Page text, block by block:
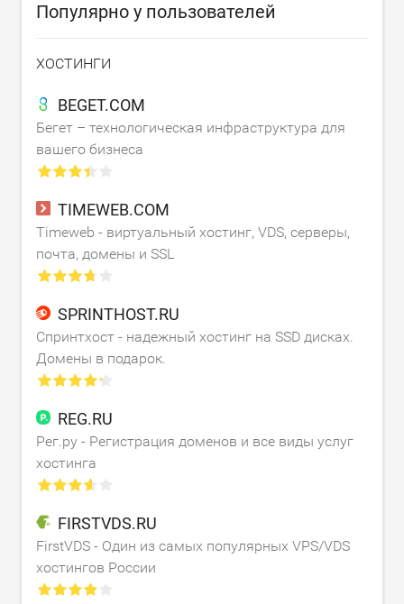
Популярно у пользователей
ХОСТИНГИ
BEGET.COM
Бегет – технологическая инфраструктура для
вашего бизнеса
TIMEWEB.COM
Timeweb - виртуальный хостинг, VDS, серверы,
почта, домены и SSL
SPRINTHOST.RU
Спринтхост - надежный хостинг на SSD дисках.
Домены в подарок.
REG.RU
Рег.ру - Регистрация доменов и все виды услуг
хостинга
FIRSTVDS.RU
FirstVDS - Один из самых популярных VPS/VDS
хостингов России